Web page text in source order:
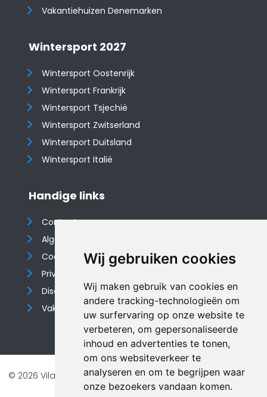
Wij gebruiken cookies
Wij maken gebruik van cookies en
andere tracking-technologieën om
uw surfervaring op onze website te
verbeteren, om gepersonaliseerde
inhoud en advertenties te tonen,
om ons websiteverkeer te
analyseren en om te begrijpen waar
onze bezoekers vandaan komen.
Vakantiehuizen Denemarken
Wintersport 2027
Wintersport Oostenrijk
Wintersport Frankrijk
Wintersport Tsjechië
Wintersport Zwitserland
Wintersport Duitsland
Wintersport Italië
Handige links
Contact
Algemene voorwaarden
Cookieverklaring
Privacyverklaring
Disclaimer
Vakantiehuis website
© 2026 Vilando Vakantiehuizen |Website door FalcoTravel
Veilig online betalen met